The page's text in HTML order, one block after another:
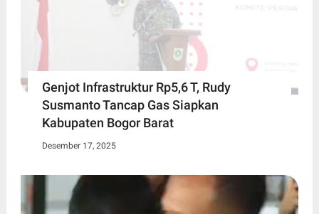
Genjot Infrastruktur Rp5,6 T, Rudy
Susmanto Tancap Gas Siapkan
Kabupaten Bogor Barat
Desember 17, 2025